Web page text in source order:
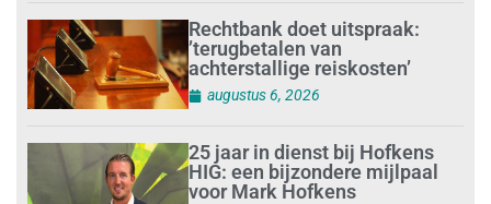
Rechtbank doet uitspraak:
’terugbetalen van
achterstallige reiskosten’
augustus 6, 2026
25 jaar in dienst bij Hofkens
HIG: een bijzondere mijlpaal
voor Mark Hofkens